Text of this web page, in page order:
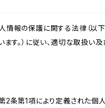
報の保護に関する法律（以下
す。）に従い、適切な取扱い
条第1項により定義された個